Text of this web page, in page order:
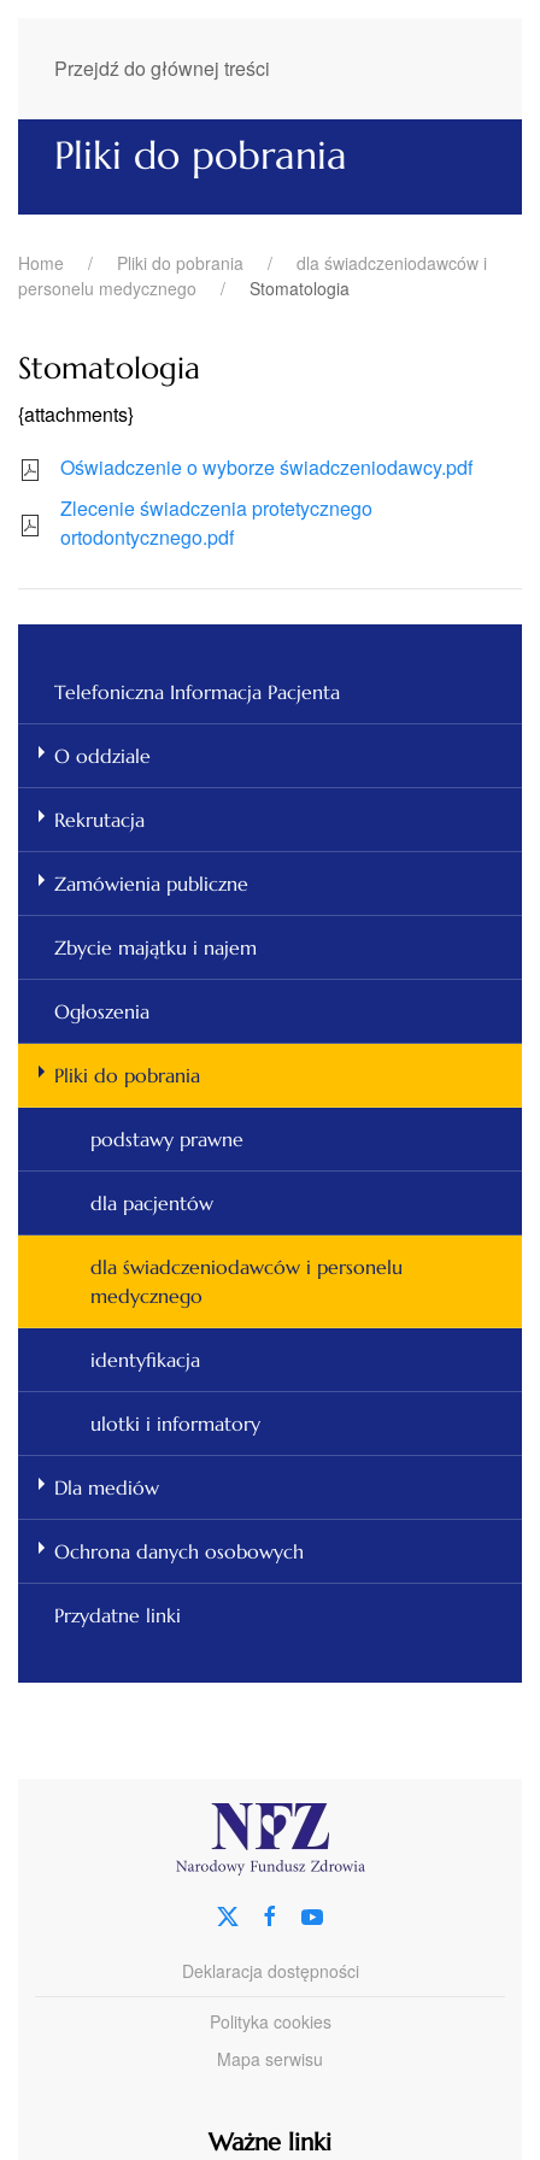
Przejdź do głównej treści
Pliki do pobrania
Home Pliki do pobrania
dla świadczeniodawców i
personelu medycznego
Stomatologia
Stomatologia
{attachments}
Oświadczenie o wyborze świadczeniodawcy.pdf
Zlecenie świadczenia protetycznego
ortodontycznego.pdf
Telefoniczna Informacja Pacjenta
O oddziale
Rekrutacja
Zamówienia publiczne
Zbycie majątku i najem
Ogłoszenia
Pliki do pobrania
podstawy prawne
dla pacjentów
dla świadczeniodawców i personelu
medycznego
identyfikacja
ulotki i informatory
Dla mediów
Ochrona danych osobowych
Przydatne linki
Deklaracja dostępności
Polityka cookies
Mapa serwisu
Ważne linki